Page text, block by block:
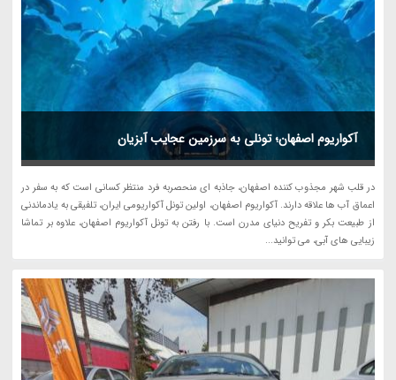
آکواریوم اصفهان؛ تونلی به سرزمین عجایب آبزیان
در قلب شهر مجذوب کننده اصفهان، جاذبه ای منحصربه فرد منتظر کسانی است که به سفر در
اعماق آب ها علاقه دارند. آکواریوم اصفهان، اولین تونل آکواریومی ایران، تلفیقی به یادماندنی
از طبیعت بکر و تفریح دنیای مدرن است. با رفتن به تونل آکواریوم اصفهان، علاوه بر تماشا
زیبایی های آبی، می توانید...